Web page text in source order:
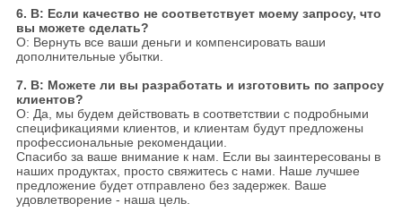
6. В: Если качество не соответствует моему запросу, что
вы можете сделать?
О: Вернуть все ваши деньги и компенсировать ваши
дополнительные убытки.
7. В: Можете ли вы разработать и изготовить по запросу
клиентов?
О: Да, мы будем действовать в соответствии с подробными
спецификациями клиентов, и клиентам будут предложены
профессиональные рекомендации.
Спасибо за ваше внимание к нам. Если вы заинтересованы в
наших продуктах, просто свяжитесь с нами. Наше лучшее
предложение будет отправлено без задержек. Ваше
удовлетворение - наша цель.